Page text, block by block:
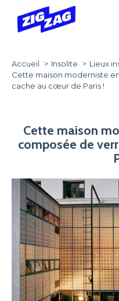
Accueil Insolite
Lieux
Cette maison moderniste
cache au cœur de Paris !
Cette maison
composée de